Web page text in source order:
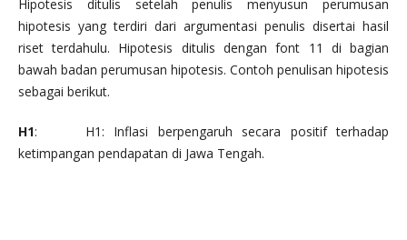
Hipotesis ditulis setelah penulis menyusun perumusan
hipotesis yang terdiri dari argumentasi penulis disertai hasil
riset terdahulu. Hipotesis ditulis dengan font 11 di bagian
bawah badan perumusan hipotesis. Contoh penulisan hipotesis
sebagai berikut.
H1: H1: Inflasi berpengaruh secara positif terhadap
ketimpangan pendapatan di Jawa Tengah.